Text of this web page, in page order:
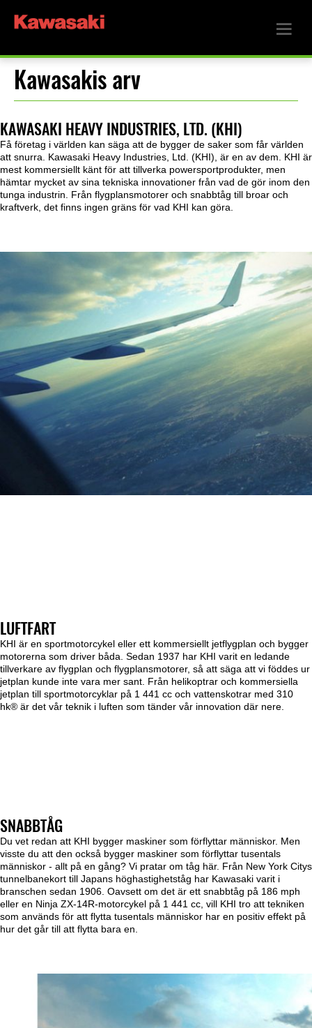
Kawasakis arv
KAWASAKI HEAVY INDUSTRIES, LTD. (KHI)
Få företag i världen kan säga att de bygger de saker som får världen
att snurra. Kawasaki Heavy Industries, Ltd. (KHI), är en av dem. KHI är
mest kommersiellt känt för att tillverka powersportprodukter, men
hämtar mycket av sina tekniska innovationer från vad de gör inom den
tunga industrin. Från flygplansmotorer och snabbtåg till broar och
kraftverk, det finns ingen gräns för vad KHI kan göra.
LUFTFART
KHI är en sportmotorcykel eller ett kommersiellt jetflygplan och bygger
motorerna som driver båda. Sedan 1937 har KHI varit en ledande
tillverkare av flygplan och flygplansmotorer, så att säga att vi föddes ur
jetplan kunde inte vara mer sant. Från helikoptrar och kommersiella
jetplan till sportmotorcyklar på 1 441 cc och vattenskotrar med 310
hk® är det vår teknik i luften som tänder vår innovation där nere.
SNABBTÅG
Du vet redan att KHI bygger maskiner som förflyttar människor. Men
visste du att den också bygger maskiner som förflyttar tusentals
människor - allt på en gång? Vi pratar om tåg här. Från New York Citys
tunnelbanekort till Japans höghastighetståg har Kawasaki varit i
branschen sedan 1906. Oavsett om det är ett snabbtåg på 186 mph
eller en Ninja ZX-14R-motorcykel på 1 441 cc, vill KHI tro att tekniken
som används för att flytta tusentals människor har en positiv effekt på
hur det går till att flytta bara en.